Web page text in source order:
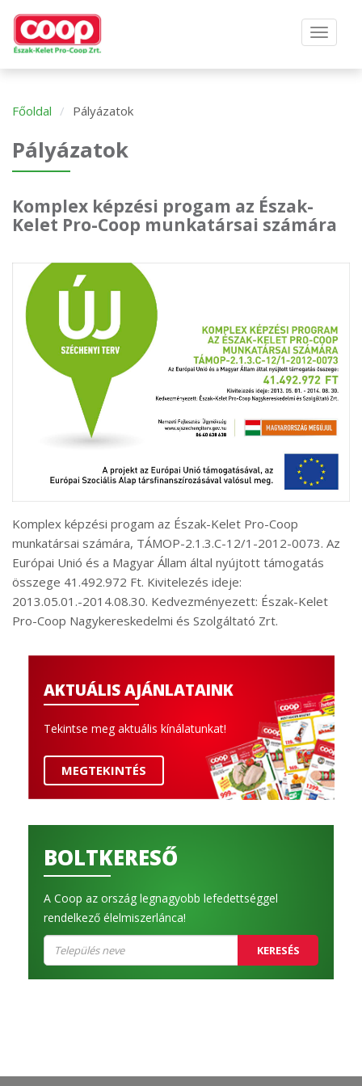
Főoldal Pályázatok
Pályázatok
Komplex képzési progam az Észak-
Kelet Pro-Coop munkatársai számára
Komplex képzési progam az Észak-Kelet Pro-Coop
munkatársai számára, TÁMOP-2.1.3.C-12/1-2012-0073. Az
Európai Unió és a Magyar Állam által nyújtott támogatás
összege 41.492.972 Ft. Kivitelezés ideje:
2013.05.01.-2014.08.30. Kedvezményezett: Észak-Kelet
Pro-Coop Nagykereskedelmi és Szolgáltató Zrt.
AKTUÁLIS AJÁNLATAINK
Tekintse meg aktuális kínálatunkat!
MEGTEKINTÉS
BOLTKERESŐ
A Coop az ország legnagyobb lefedettséggel
rendelkező élelmiszerlánca!
KERESÉS